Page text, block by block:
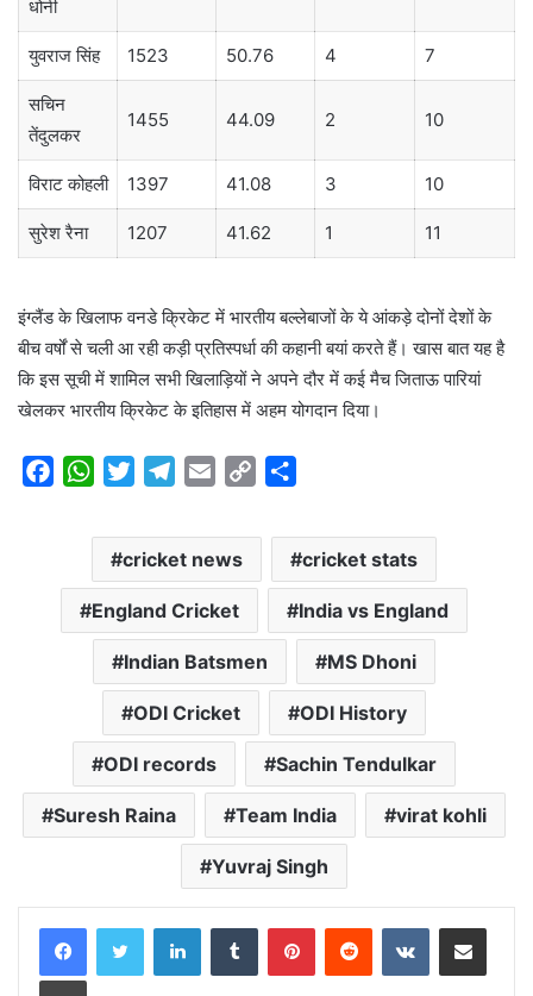
धोनी
युवराज सिंह 1523 50.76 4 7
सचिन
तेंदुलकर
1455 44.09 2 10
विराट कोहली 1397 41.08 3 10
सुरेश रैना 1207 41.62 1 11
इंग्लैंड के खिलाफ वनडे क्रिकेट में भारतीय बल्लेबाजों के ये आंकड़े दोनों देशों के
बीच वर्षों से चली आ रही कड़ी प्रतिस्पर्धा की कहानी बयां करते हैं। खास बात यह है
कि इस सूची में शामिल सभी खिलाड़ियों ने अपने दौर में कई मैच जिताऊ पारियां
खेलकर भारतीय क्रिकेट के इतिहास में अहम योगदान दिया।
b
o
W
a
s
A
p
i
t
t
e
r
l
e
g
r
a
m
a
i
l
p
L
n
k
a
r
e
cricket news cricket stats
England Cricket India vs England
Indian Batsmen MS Dhoni
ODI Cricket ODI History
ODI records Sachin Tendulkar
Suresh Raina Team India virat kohli
Yuvraj Singh
LinkedInTumblr PinterestReddit VKontakteShare via Email
Print